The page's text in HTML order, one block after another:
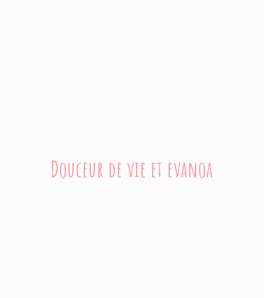
Douceur de vie et evanoa